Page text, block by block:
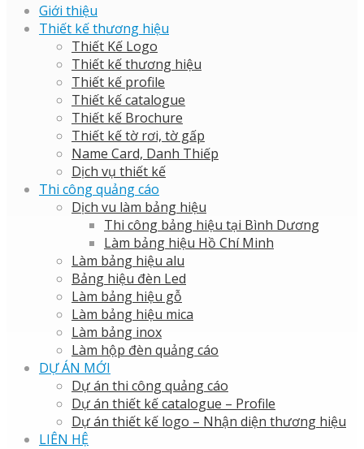
Giới thiệu
Thiết kế thương hiệu
Thiết Kế Logo
Thiết kế thương hiệu
Thiết kế profile
Thiết kế catalogue
Thiết kế Brochure
Thiết kế tờ rơi, tờ gấp
Name Card, Danh Thiếp
Dịch vụ thiết kế
Thi công quảng cáo
Dịch vu làm bảng hiệu
Thi công bảng hiệu tại Bình Dương
Làm bảng hiệu Hồ Chí Minh
Làm bảng hiệu alu
Bảng hiệu đèn Led
Làm bảng hiệu gỗ
Làm bảng hiệu mica
Làm bảng inox
Làm hộp đèn quảng cáo
DỰ ÁN MỚI
Dự án thi công quảng cáo
Dự án thiết kế catalogue – Profile
Dự án thiết kế logo – Nhận diện thương hiệu
LIÊN HỆ